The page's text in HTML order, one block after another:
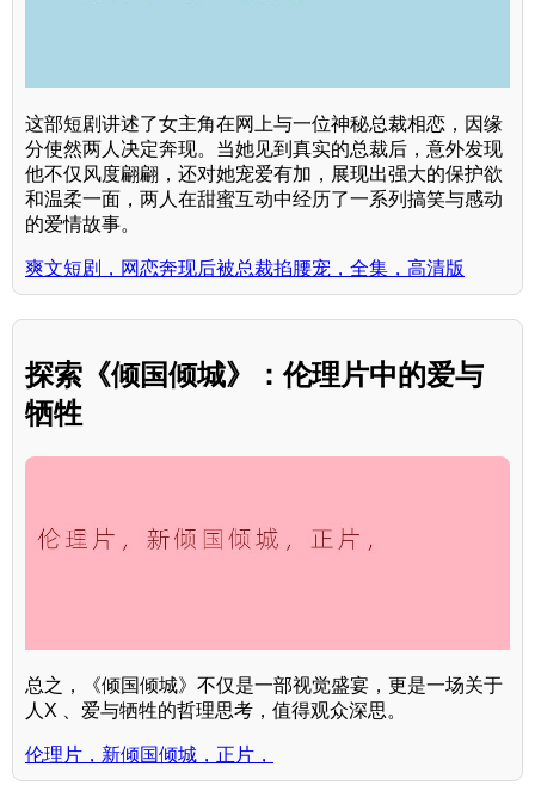
这部短剧讲述了女主角在网上与一位神秘总裁相恋，因缘
分使然两人决定奔现。当她见到真实的总裁后，意外发现
他不仅风度翩翩，还对她宠爱有加，展现出强大的保护欲
和温柔一面，两人在甜蜜互动中经历了一系列搞笑与感动
的爱情故事。
爽文短剧，网恋奔现后被总裁掐腰宠，全集，高清版
探索《倾国倾城》：伦理片中的爱与
牺牲
总之，《倾国倾城》不仅是一部视觉盛宴，更是一场关于
人X 、爱与牺牲的哲理思考，值得观众深思。
伦理片，新倾国倾城，正片，